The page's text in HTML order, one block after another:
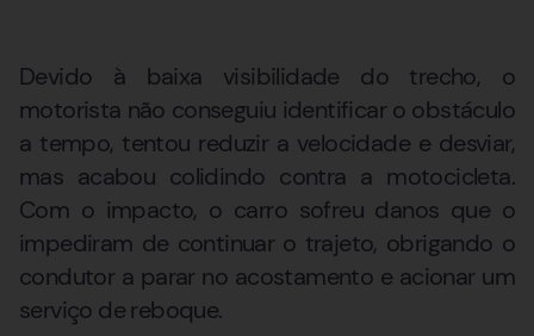
Devido à baixa visibilidade do trecho, o
motorista não conseguiu identificar o obstáculo
a tempo, tentou reduzir a velocidade e desviar,
mas acabou colidindo contra a motocicleta.
Com o impacto, o carro sofreu danos que o
impediram de continuar o trajeto, obrigando o
condutor a parar no acostamento e acionar um
serviço de reboque.